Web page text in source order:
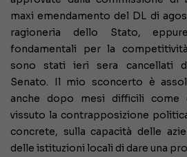
maxi emendamento del DL di
ragioneria dello Stato,
fondamentali per la
sono stati ieri sera cancellati
Senato. Il mio sconcerto è
anche dopo mesi difficili come
vissuto la contrapposizione
concrete, sulla capacità delle
delle istituzioni locali di dare una